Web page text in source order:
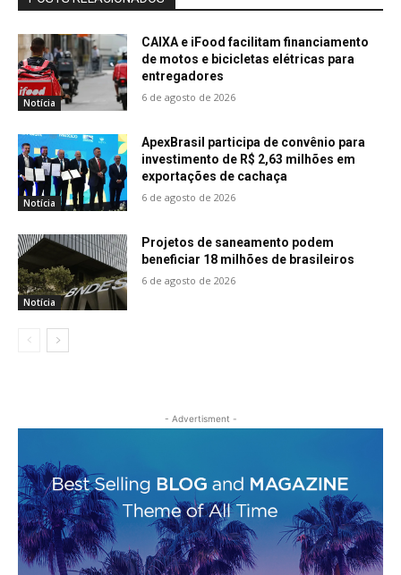
Notícia
CAIXA e iFood facilitam financiamento
de motos e bicicletas elétricas para
entregadores
6 de agosto de 2026
Notícia
ApexBrasil participa de convênio para
investimento de R$ 2,63 milhões em
exportações de cachaça
6 de agosto de 2026
Notícia
Projetos de saneamento podem
beneficiar 18 milhões de brasileiros
6 de agosto de 2026
- Advertisment -